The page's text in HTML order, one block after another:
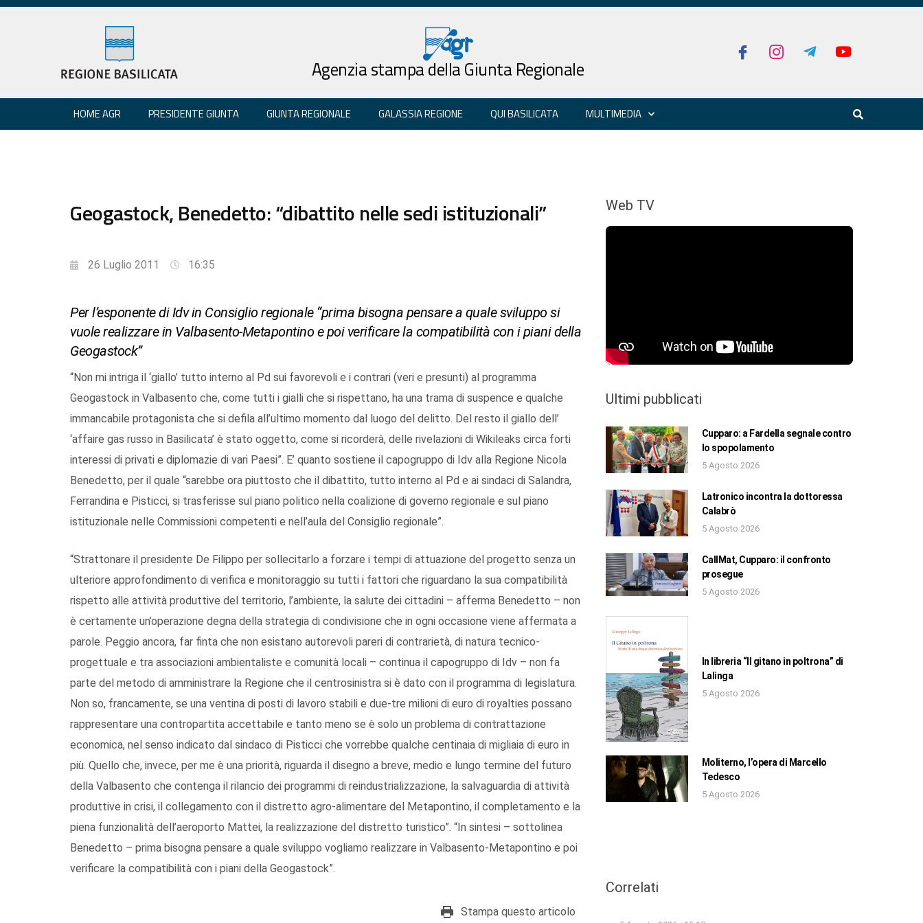
Agenzia stampa della Giunta Regionale
HOME AGR PRESIDENTE GIUNTA GIUNTA REGIONALE GALASSIA REGIONE QUI BASILICATA MULTIMEDIA
Geogastock, Benedetto: “dibattito nelle sedi istituzionali”
26 Luglio 2011 16:35
Per l’esponente di Idv in Consiglio regionale “prima bisogna pensare a quale sviluppo si
vuole realizzare in Valbasento-Metapontino e poi verificare la compatibilità con i piani della
Geogastock”
“Non mi intriga il ‘giallo’ tutto interno al Pd sui favorevoli e i contrari (veri e presunti) al programma
Geogastock in Valbasento che, come tutti i gialli che si rispettano, ha una trama di suspence e qualche
immancabile protagonista che si defila all’ultimo momento dal luogo del delitto. Del resto il giallo dell’
‘affaire gas russo in Basilicata’ è stato oggetto, come si ricorderà, delle rivelazioni di Wikileaks circa forti
interessi di privati e diplomazie di vari Paesi”. E’ quanto sostiene il capogruppo di Idv alla Regione Nicola
Benedetto, per il quale “sarebbe ora piuttosto che il dibattito, tutto interno al Pd e ai sindaci di Salandra,
Ferrandina e Pisticci, si trasferisse sul piano politico nella coalizione di governo regionale e sul piano
istituzionale nelle Commissioni competenti e nell’aula del Consiglio regionale”.
“Strattonare il presidente De Filippo per sollecitarlo a forzare i tempi di attuazione del progetto senza un
ulteriore approfondimento di verifica e monitoraggio su tutti i fattori che riguardano la sua compatibilità
rispetto alle attività produttive del territorio, l’ambiente, la salute dei cittadini – afferma Benedetto – non
è certamente un’operazione degna della strategia di condivisione che in ogni occasione viene affermata a
parole. Peggio ancora, far finta che non esistano autorevoli pareri di contrarietà, di natura tecnico-
progettuale e tra associazioni ambientaliste e comunità locali – continua il capogruppo di Idv – non fa
parte del metodo di amministrare la Regione che il centrosinistra si è dato con il programma di legislatura.
Non so, francamente, se una ventina di posti di lavoro stabili e due-tre milioni di euro di royalties possano
rappresentare una contropartita accettabile e tanto meno se è solo un problema di contrattazione
economica, nel senso indicato dal sindaco di Pisticci che vorrebbe qualche centinaia di migliaia di euro in
più. Quello che, invece, per me è una priorità, riguarda il disegno a breve, medio e lungo termine del futuro
della Valbasento che contenga il rilancio dei programmi di reindustrializzazione, la salvaguardia di attività
produttive in crisi, il collegamento con il distretto agro-alimentare del Metapontino, il completamento e la
piena funzionalità dell’aeroporto Mattei, la realizzazione del distretto turistico”. “In sintesi – sottolinea
Benedetto – prima bisogna pensare a quale sviluppo vogliamo realizzare in Valbasento-Metapontino e poi
verificare la compatibilità con i piani della Geogastock”.
Stampa questo articolo
Web TV
Ultimi pubblicati
Cupparo: a Fardella segnale contro
lo spopolamento
5 Agosto 2026
Latronico incontra la dottoressa
Calabrò
5 Agosto 2026
CallMat, Cupparo: il confronto
prosegue
5 Agosto 2026
In libreria “Il gitano in poltrona” di
Lalinga
5 Agosto 2026
Moliterno, l’opera di Marcello
Tedesco
5 Agosto 2026
Correlati